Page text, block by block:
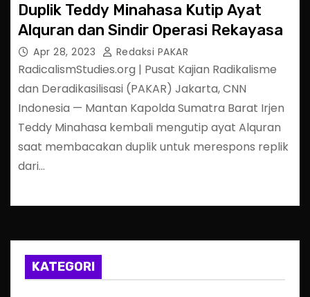
Duplik Teddy Minahasa Kutip Ayat
Alquran dan Sindir Operasi Rekayasa
Apr 28, 2023 Redaksi PAKAR
RadicalismStudies.org | Pusat Kajian Radikalisme
dan Deradikasilisasi (PAKAR) Jakarta, CNN
Indonesia — Mantan Kapolda Sumatra Barat Irjen
Teddy Minahasa kembali mengutip ayat Alquran
saat membacakan duplik untuk merespons replik
dari…
KATEGORI